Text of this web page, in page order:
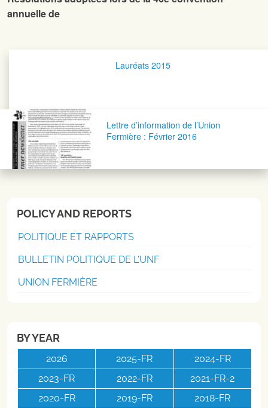
annuelle de
Navigation postaleLauréats 2015
Lettre d’information de l’Union
Fermière : Février 2016
POLICY AND REPORTS
POLITIQUE ET RAPPORTS
BULLETIN POLITIQUE DE L'UNF
UNION FERMIÈRE
BY YEAR
2026 2025-FR
2024-FR
2023-FR
2022-FR
2021-FR-2
2020-FR
2019-FR
2018-FR